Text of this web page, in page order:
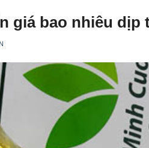
giá bao nhiêu dịp